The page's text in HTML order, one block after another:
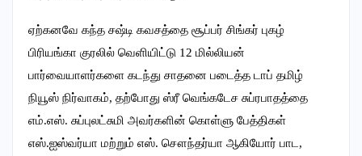
ஏற்கனவே கந்த சஷ்டி கவசத்தை சூப்பர் சிங்கர் புகழ்
பிரியங்கா குரலில் வெளியிட்டு 12 மில்லியன்
பார்வையாளர்களை கடந்து சாதனை படைத்த டாப் தமிழ்
நியூஸ் நிர்வாகம், தற்போது ஸ்ரீ வெங்கடேச சுப்ரபாதத்தை
எம்.எஸ். சுப்புலட்சுமி அவர்களின் கொள்ளு பேத்திகள்
எஸ்.ஐஸ்வர்யா மற்றும் எஸ். சௌந்தர்யா ஆகியோர் பாட,